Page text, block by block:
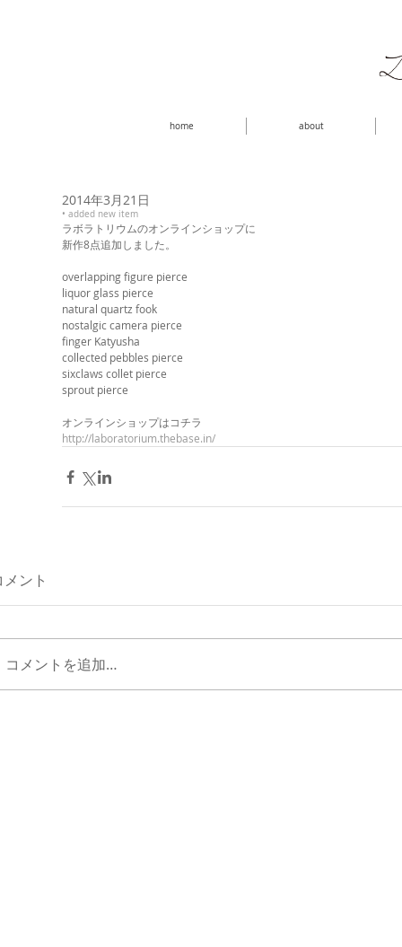
home about
• added new item
2014年3月21日
ラボラトリウムのオンラインショップに
新作8点追加しました。
overlapping figure pierce
liquor glass pierce
natural quartz fook
nostalgic camera pierce
finger Katyusha
collected pebbles pierce
sixclaws collet pierce
sprout pierce
オンラインショップはコチラ
http://laboratorium.thebase.in/
メント
コメントを追加…